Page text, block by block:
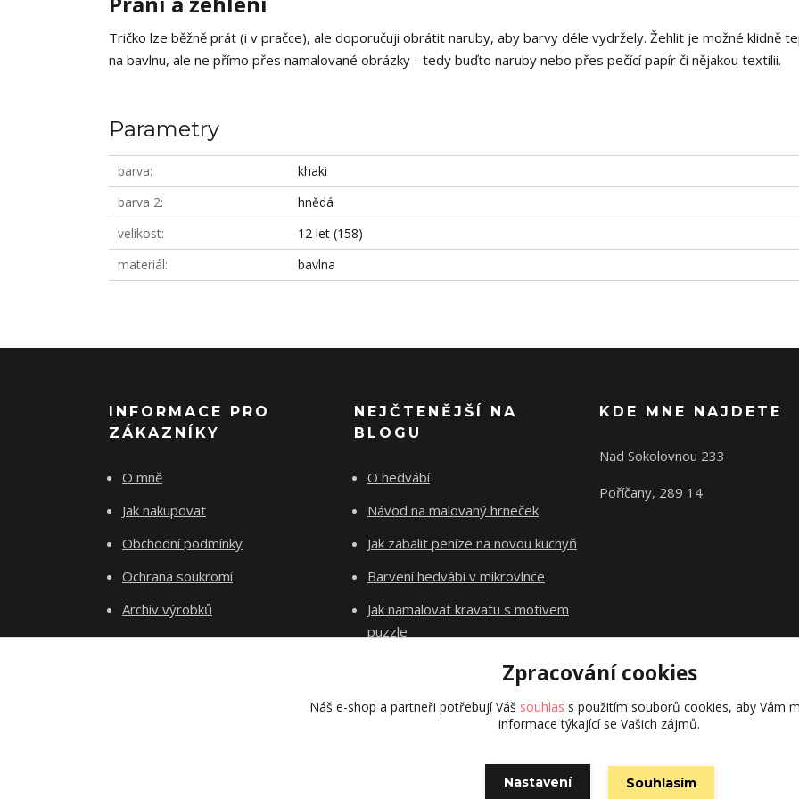
Tričko lze běžně prát (i v pračce), ale doporučuji obrátit naruby, aby barvy déle vydržely. Žehlit je možné klidně
na bavlnu, ale ne přímo přes namalované obrázky - tedy buďto naruby nebo přes pečící papír či nějakou textilii.
Parametry
barva
khaki
barva 2
hnědá
velikost
12 let (158)
materiál
bavlna
INFORMACE PRO
ZÁKAZNÍKY
O mně
Jak nakupovat
Obchodní podmínky
Ochrana soukromí
Archiv výrobků
Kontakty
NEJČTENĚJŠÍ NA
BLOGU
O hedvábí
Návod na malovaný hrneček
Jak zabalit peníze na novou kuchyň
Barvení hedvábí v mikrovlnce
Jak namalovat kravatu s motivem
puzzle
KDE MNE NAJDETE
Nad Sokolovnou 233
Poříčany, 289 14
Původní stránky
Zpracování cookies
Náš e-shop a partneři potřebují Váš souhlas s použitím souborů cookies, aby Vám
informace týkající se Vašich zájmů.
Nastavení Souhlasím